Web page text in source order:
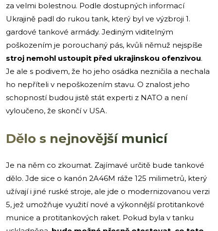
za velmi bolestnou. Podle dostupných informací
Ukrajině padl do rukou tank, který byl ve výzbroji 1.
gardové tankové armády. Jediným viditelným
poškozením je porouchaný pás, kvůli němuž nejspíše
stroj nemohl ustoupit před ukrajinskou ofenzivou.
Je ale s podivem, že ho jeho osádka nezničila a nechala
ho nepříteli v nepoškozením stavu. O znalost jeho
schopností budou jistě stát experti z NATO a není
vyloučeno, že skončí v USA.
Dělo s nejnovější municí
Je na něm co zkoumat. Zajímavé určitě bude tankové
dělo. Jde sice o kanón 2A46M ráže 125 milimetrů, který
užívají i jiné ruské stroje, ale jde o modernizovanou verzi
5, jež umožňuje využití nové a výkonnější protitankové
munice a protitankových raket. Pokud byla v tanku